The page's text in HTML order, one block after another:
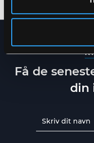
Få de
din